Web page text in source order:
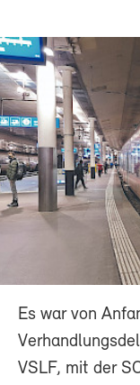
Es war von
VSLF, mit der